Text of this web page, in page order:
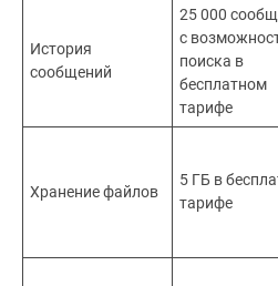
История
сообщений
25 000
с
поиска в
бесплатном
тарифе
Хранение файлов
5 ГБ в
тарифе